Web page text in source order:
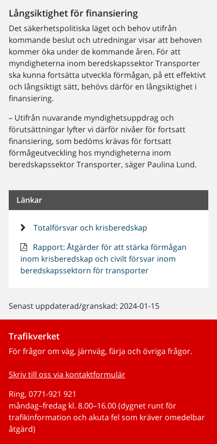
Långsiktighet för finansiering
Det säkerhetspolitiska läget och behov utifrån
kommande beslut och utredningar visar att behoven
kommer öka under de kommande åren. För att
myndigheterna inom beredskapssektor Transporter
ska kunna fortsätta utveckla förmågan, på ett effektivt
och långsiktigt sätt, behövs därför en långsiktighet i
finansiering.
– Utifrån nuvarande myndighetsuppdrag och
förutsättningar lyfter vi därför nivåer för fortsatt
finansiering, som bedöms krävas för fortsatt
förmågeutveckling hos myndigheterna inom
beredskapssektor Transporter, säger Paulina Lund.
Länkar
Totalförsvar och krisberedskap
Rapport: Åtgärder för att stärka förmågan
inom krisberedskap och civilt försvar inom
beredskapssektorn för transporter
Senast uppdaterad/granskad: 2024-01-15
Trafikverket
För frågor om väg, järnväg, färja och övriga frågor.
Skriv till oss via kontaktformulär
Ring, 0771-921 921
måndag–fredag kl. 8.00–16.00 (dygnet runt för
trafikinformation och akuta fel som kräver omedelbar
åtgärd)